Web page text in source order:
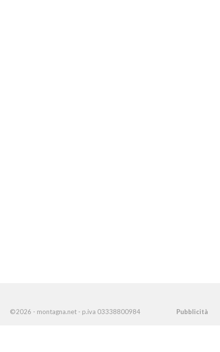
©2026 - montagna.net - p.iva 03338800984 Pubblicità